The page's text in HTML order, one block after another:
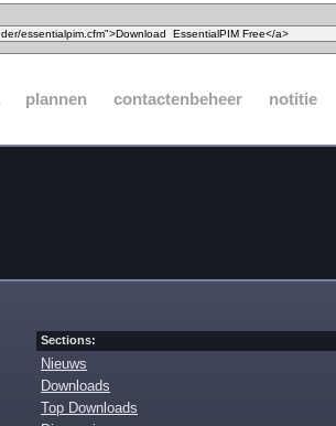
plannen contactenbeheer notitie
Sections:
Nieuws
Downloads
Top Downloads